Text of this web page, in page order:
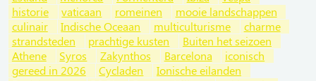
historie
vaticaan romeinen
mooie landschappen
culinair
Indische Oceaan multiculturisme
charme
strandsteden
prachtige kusten
Buiten het seizoen
Athene
Syros Zakynthos Barcelona
iconisch
gereed in 2026
Cycladen
Ionische eilanden